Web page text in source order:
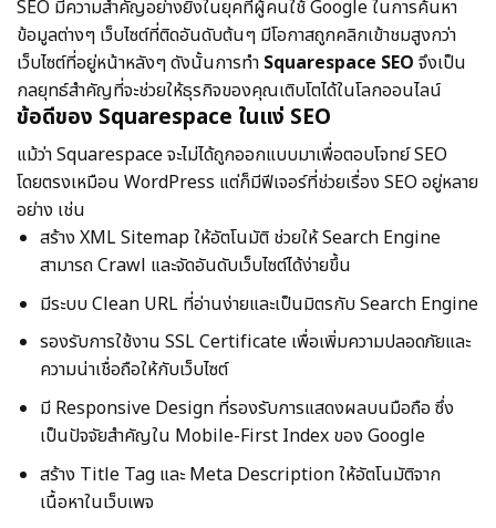
SEO มีความสําคัญอย่างยิ่งในยุคที่ผู้คนใช้ Google ในการค้นหา
ข้อมูลต่างๆ เว็บไซต์ที่ติดอันดับต้นๆ มีโอกาสถูกคลิกเข้าชมสูงกว่า
เว็บไซต์ที่อยู่หน้าหลังๆ ดังนั้นการทํา Squarespace SEO จึงเป็น
กลยุทธ์สําคัญที่จะช่วยให้ธุรกิจของคุณเติบโตได้ในโลกออนไลน์
ข้อดีของ Squarespace ในแง่ SEO
แม้ว่า Squarespace จะไม่ได้ถูกออกแบบมาเพื่อตอบโจทย์ SEO
โดยตรงเหมือน WordPress แต่ก็มีฟีเจอร์ที่ช่วยเรื่อง SEO อยู่หลาย
อย่าง เช่น
สร้าง XML Sitemap ให้อัตโนมัติ ช่วยให้ Search Engine
สามารถ Crawl และจัดอันดับเว็บไซต์ได้ง่ายขึ้น
มีระบบ Clean URL ที่อ่านง่ายและเป็นมิตรกับ Search Engine
รองรับการใช้งาน SSL Certificate เพื่อเพิ่มความปลอดภัยและ
ความน่าเชื่อถือให้กับเว็บไซต์
มี Responsive Design ที่รองรับการแสดงผลบนมือถือ ซึ่ง
เป็นปัจจัยสําคัญใน Mobile-First Index ของ Google
สร้าง Title Tag และ Meta Description ให้อัตโนมัติจาก
เนื้อหาในเว็บเพจ